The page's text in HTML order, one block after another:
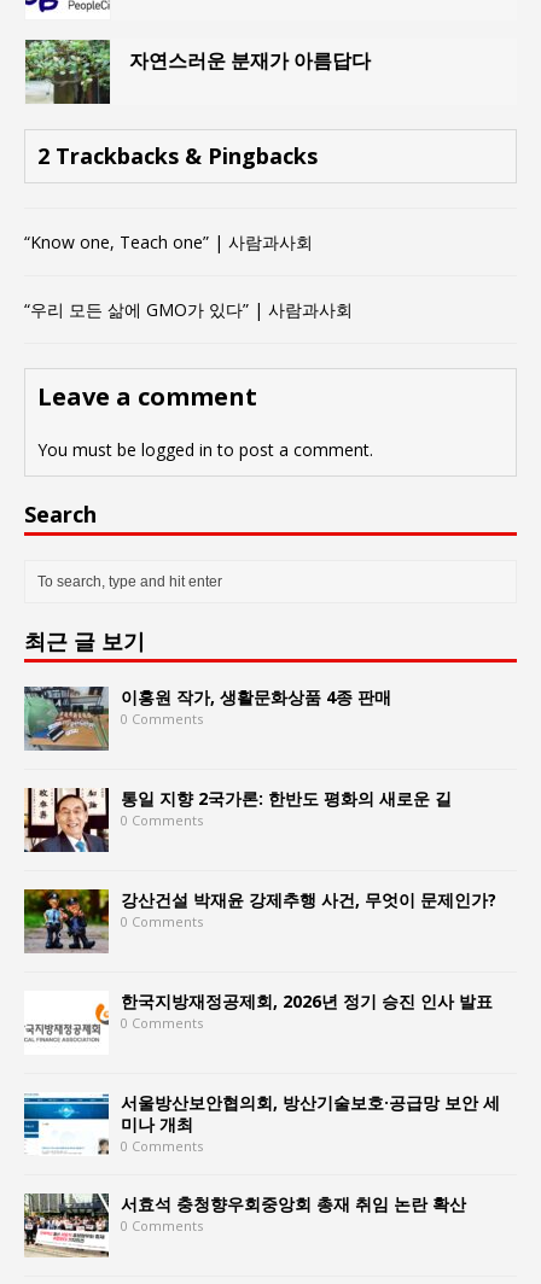
자연스러운 분재가 아름답다
2 Trackbacks & Pingbacks
“Know one, Teach one” | 사람과사회
“우리 모든 삶에 GMO가 있다” | 사람과사회
Leave a comment
You must be logged in to post a comment.
Search
최근 글 보기
이홍원 작가, 생활문화상품 4종 판매
0 Comments
통일 지향 2국가론: 한반도 평화의 새로운 길
0 Comments
강산건설 박재윤 강제추행 사건, 무엇이 문제인가?
0 Comments
한국지방재정공제회, 2026년 정기 승진 인사 발표
0 Comments
서울방산보안협의회, 방산기술보호·공급망 보안 세
미나 개최
0 Comments
서효석 충청향우회중앙회 총재 취임 논란 확산
0 Comments